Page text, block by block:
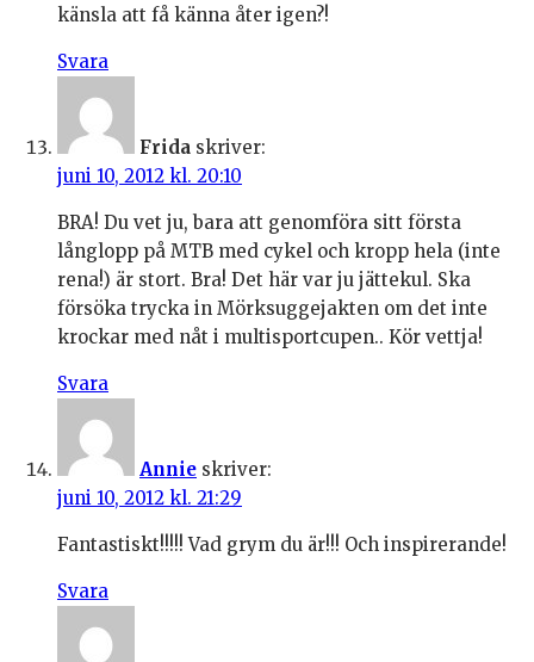
känsla att få känna åter igen?!
Svara
Frida skriver:
juni 10, 2012 kl. 20:10
BRA! Du vet ju, bara att genomföra sitt första
långlopp på MTB med cykel och kropp hela (inte
rena!) är stort. Bra! Det här var ju jättekul. Ska
försöka trycka in Mörksuggejakten om det inte
krockar med nåt i multisportcupen.. Kör vettja!
Svara
Annie skriver:
juni 10, 2012 kl. 21:29
Fantastiskt!!!!! Vad grym du är!!! Och inspirerande!
Svara